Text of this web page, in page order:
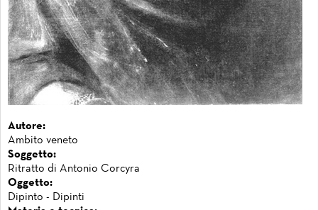
Autore:
Ambito veneto
Soggetto:
Ritratto di Antonio Corcyra
Oggetto:
Dipinto - Dipinti